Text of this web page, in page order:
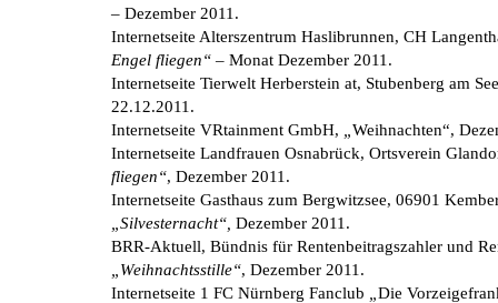
– Dezember 2011.
Internetseite Alterszentrum Haslibrunnen, CH
Engel fliegen“ – Monat Dezember 2011.
Internetseite Tierwelt Herberstein at, Stubenberg am
22.12.2011.
Internetseite VRtainment GmbH,
Weihnachten“,
Internetseite Landfrauen Osnabrück, Ortsverein
fliegen“, Dezember 2011.
Internetseite Gasthaus zum Bergwitzsee, 06901
„Silvesternacht“, Dezember 2011.
BRR-Aktuell, Bündnis für Rentenbeitragszahler und
„Weihnachtsstille“, Dezember 2011.
Internetseite 1 FC Nürnberg Fanclub
Die